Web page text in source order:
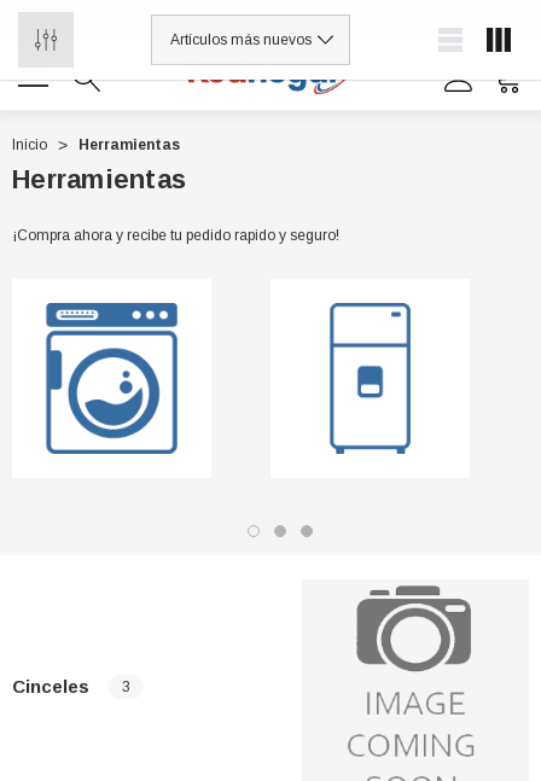
Inicio Herramientas
Herramientas
¡Compra ahora y recibe tu pedido rapido y seguro!
Cinceles 3
7614